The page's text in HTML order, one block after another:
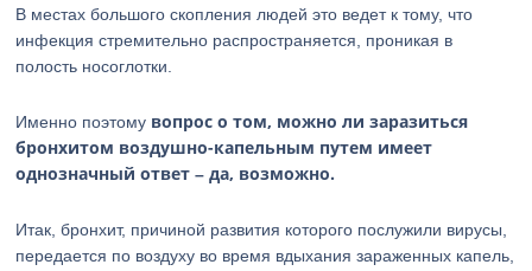
В местах большого скопления людей это ведет к тому, что
инфекция стремительно распространяется, проникая в
полость носоглотки.
Именно поэтому вопрос о том, можно ли заразиться
бронхитом воздушно-капельным путем имеет
однозначный ответ – да, возможно.
Итак, бронхит, причиной развития которого послужили вирусы,
передается по воздуху во время вдыхания зараженных капель,